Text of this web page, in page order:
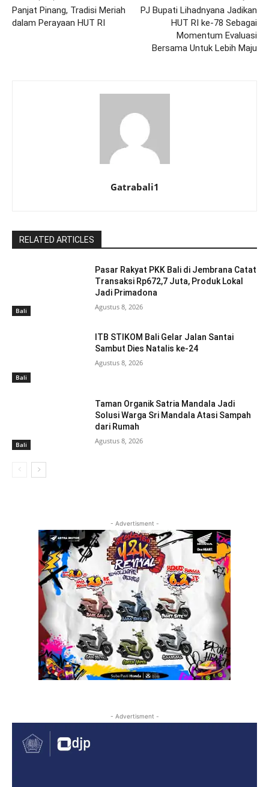
Panjat Pinang, Tradisi Meriah
dalam Perayaan HUT RI
PJ Bupati Lihadnyana Jadikan
HUT RI ke-78 Sebagai
Momentum Evaluasi
Bersama Untuk Lebih Maju
Gatrabali1
RELATED ARTICLES
Bali
Pasar Rakyat PKK Bali di Jembrana Catat
Transaksi Rp672,7 Juta, Produk Lokal
Jadi Primadona
Agustus 8, 2026
Bali
ITB STIKOM Bali Gelar Jalan Santai
Sambut Dies Natalis ke-24
Agustus 8, 2026
Bali
Taman Organik Satria Mandala Jadi
Solusi Warga Sri Mandala Atasi Sampah
dari Rumah
Agustus 8, 2026
- Advertisment -
- Advertisment -